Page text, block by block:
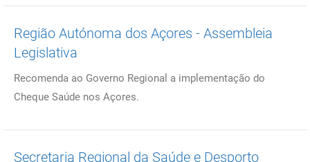
Região Autónoma dos Açores - Assembleia
Legislativa
Recomenda ao Governo Regional a implementação do
Cheque Saúde nos Açores.
Secretaria Regional da Saúde e Desporto